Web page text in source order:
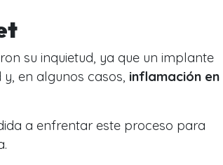
su inquietud, ya que un implante
en algunos casos, inflamación en
a enfrentar este proceso para